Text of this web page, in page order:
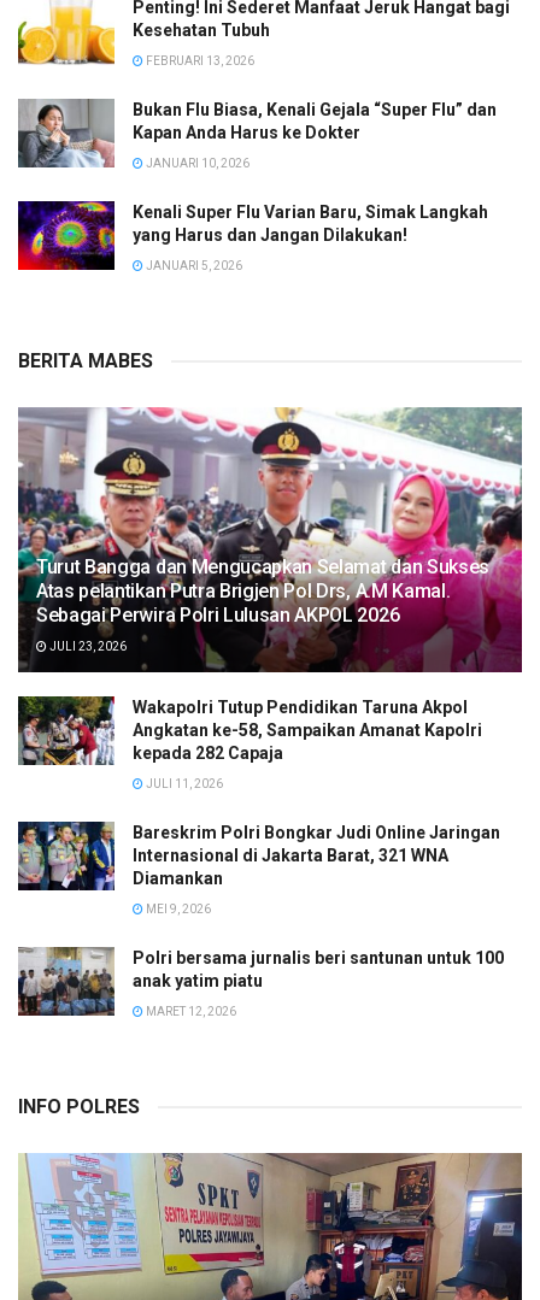
Penting! Ini Sederet Manfaat Jeruk Hangat bagi
Kesehatan Tubuh
FEBRUARI 13, 2026
Bukan Flu Biasa, Kenali Gejala “Super Flu” dan
Kapan Anda Harus ke Dokter
JANUARI 10, 2026
Kenali Super Flu Varian Baru, Simak Langkah
yang Harus dan Jangan Dilakukan!
JANUARI 5, 2026
BERITA MABES
Turut Bangga dan Mengucapkan Selamat dan Sukses
Atas pelantikan Putra Brigjen Pol Drs, A.M Kamal.
Sebagai Perwira Polri Lulusan AKPOL 2026
JULI 23, 2026
Wakapolri Tutup Pendidikan Taruna Akpol
Angkatan ke-58, Sampaikan Amanat Kapolri
kepada 282 Capaja
JULI 11, 2026
Bareskrim Polri Bongkar Judi Online Jaringan
Internasional di Jakarta Barat, 321 WNA
Diamankan
MEI 9, 2026
Polri bersama jurnalis beri santunan untuk 100
anak yatim piatu
MARET 12, 2026
INFO POLRES